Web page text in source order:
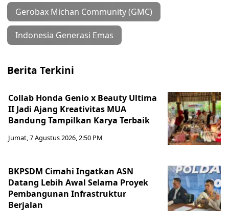
Gerobax Michan Community (GMC)
Indonesia Generasi Emas
Berita Terkini
Collab Honda Genio x Beauty Ultima
II Jadi Ajang Kreativitas MUA
Bandung Tampilkan Karya Terbaik
Jumat, 7 Agustus 2026, 2:50 PM
BKPSDM Cimahi Ingatkan ASN
Datang Lebih Awal Selama Proyek
Pembangunan Infrastruktur
Berjalan